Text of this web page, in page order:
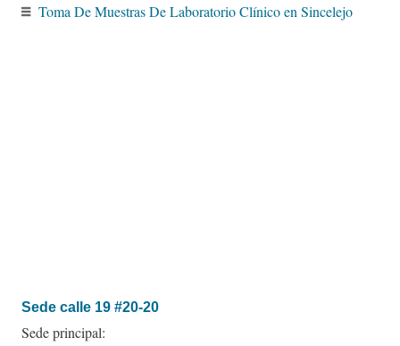
Toma De Muestras De Laboratorio Clínico en Sincelejo
Sede calle 19 #20-20
Sede principal: